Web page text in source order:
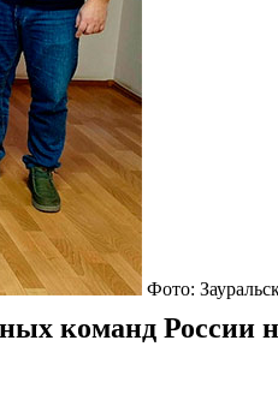
Фото:
команд России